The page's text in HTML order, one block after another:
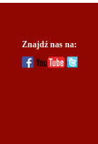
Znajdź nas na: